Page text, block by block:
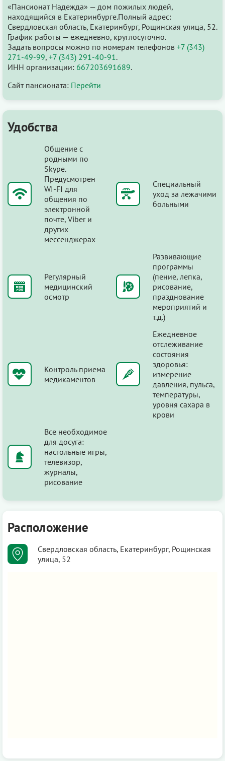
«Пансионат Надежда» — дом пожилых людей,
находящийся в Екатеринбурге.Полный адрес:
Свердловская область, Екатеринбург, Рощинская улица, 52.
График работы — ежедневно, круглосуточно.
Задать вопросы можно по номерам телефонов +7 (343)
271-49-99, +7 (343) 291-40-91 .
ИНН организации: 667203691689.
Сайт пансионата: Перейти
Удобства
Общение с
родными по
Skype.
Предусмотрен
WI-FI для
общения по
электронной
почте, Viber и
других
мессенджерах
Специальный
уход за лежачими
больными
Регулярный
медицинский
осмотр
Развивающие
программы
(пение, лепка,
рисование,
празднование
мероприятий и
т.д.)
Контроль приема
медикаментов
Ежедневное
отслеживание
состояния
здоровья:
измерение
давления, пульса,
температуры,
уровня сахара в
крови
Все необходимое
для досуга:
настольные игры,
телевизор,
журналы,
рисование
Расположение
Свердловская область, Екатеринбург, Рощинская
улица, 52